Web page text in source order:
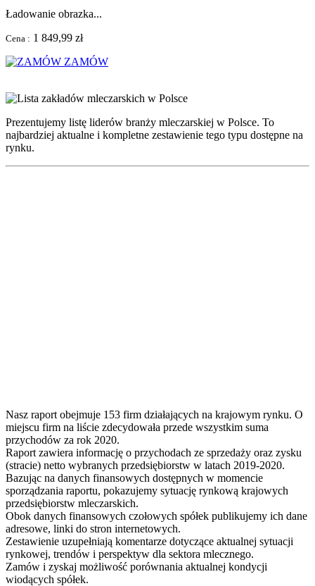
Ładowanie obrazka...
Cena : 1 849,99 zł
ZAMÓW
Prezentujemy listę liderów branży mleczarskiej w Polsce. To
najbardziej aktualne i kompletne zestawienie tego typu dostępne na
rynku.
Nasz raport obejmuje 153 firm działających na krajowym rynku. O
miejscu firm na liście zdecydowała przede wszystkim suma
przychodów za rok 2020.
Raport zawiera informację o przychodach ze sprzedaży oraz zysku
(stracie) netto wybranych przedsiębiorstw w latach 2019-2020.
Bazując na danych finansowych dostępnych w momencie
sporządzania raportu, pokazujemy sytuację rynkową krajowych
przedsiębiorstw mleczarskich.
Obok danych finansowych czołowych spółek publikujemy ich dane
adresowe, linki do stron internetowych.
Zestawienie uzupełniają komentarze dotyczące aktualnej sytuacji
rynkowej, trendów i perspektyw dla sektora mlecznego.
Zamów i zyskaj możliwość porównania aktualnej kondycji
wiodących spółek.